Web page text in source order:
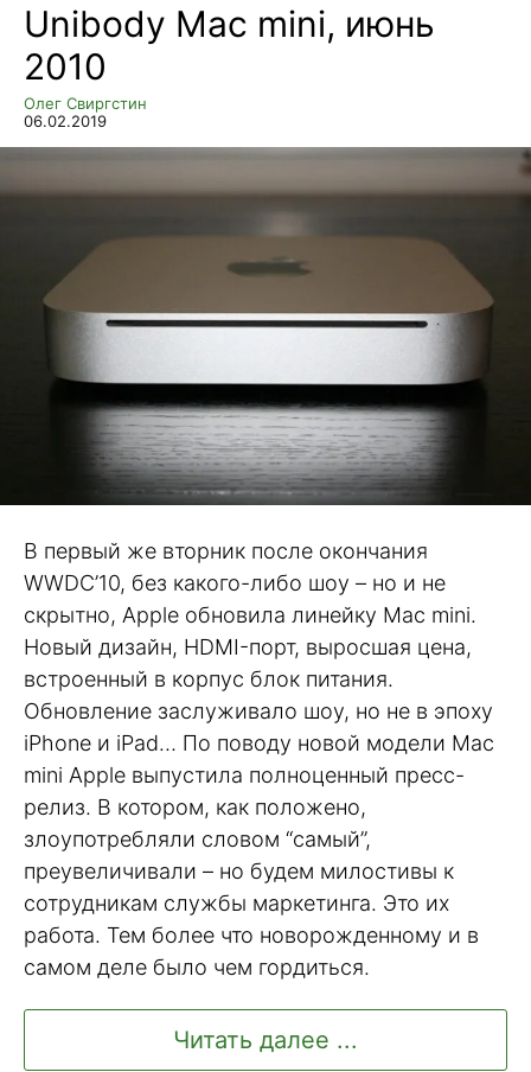
Unibody Mac mini, июнь
2010
Олег Свиргстин
06.02.2019
В первый же вторник после окончания
WWDC’10, без какого-либо шоу – но и не
скрытно, Apple обновила линейку Mac mini.
Новый дизайн, HDMI-порт, выросшая цена,
встроенный в корпус блок питания.
Обновление заслуживало шоу, но не в эпоху
iPhone и iPad… По поводу новой модели Mac
mini Apple выпустила полноценный пресс-
релиз. В котором, как положено,
злоупотребляли словом “самый”,
преувеличивали – но будем милостивы к
сотрудникам службы маркетинга. Это их
работа. Тем более что новорожденному и в
самом деле было чем гордиться.
Читать далее ...